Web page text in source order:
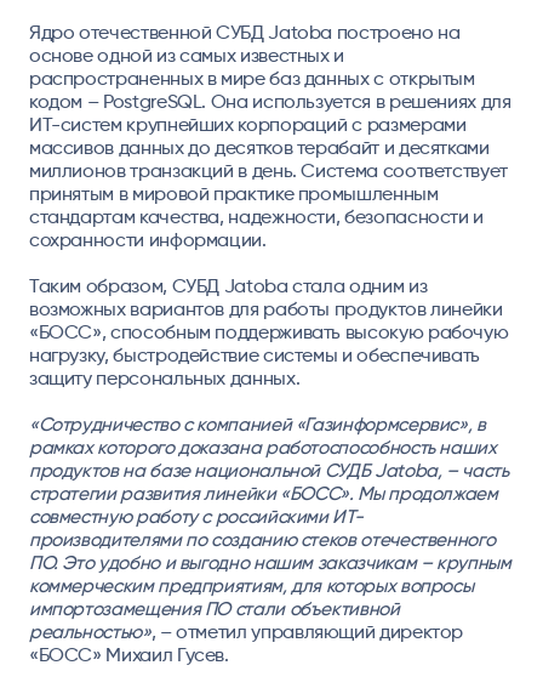
Ядро отечественной СУБД Jatoba построено на
основе одной из самых известных и
распространенных в мире баз данных с открытым
кодом – PostgreSQL. Она используется в решениях для
ИТ-систем крупнейших корпораций с размерами
массивов данных до десятков терабайт и десятками
миллионов транзакций в день. Система соответствует
принятым в мировой практике промышленным
стандартам качества, надежности, безопасности и
сохранности информации.
Таким образом, СУБД Jatoba стала одним из
возможных вариантов для работы продуктов линейки
«БОСС», способным поддерживать высокую рабочую
нагрузку, быстродействие системы и обеспечивать
защиту персональных данных.
«Сотрудничество с компанией «Газинформсервис», в
рамках которого доказана работоспособность наших
продуктов на базе национальной СУДБ Jatoba, – часть
стратегии развития линейки «БОСС». Мы продолжаем
совместную работу с российскими ИТ-
производителями по созданию стеков отечественного
ПО. Это удобно и выгодно нашим заказчикам – крупным
коммерческим предприятиям, для которых вопросы
импортозамещения ПО стали объективной
реальностью», – отметил управляющий директор
«БОСС» Михаил Гусев.